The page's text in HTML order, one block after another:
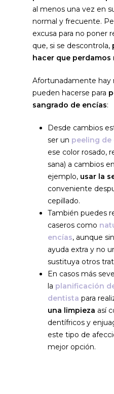
al menos una vez en
normal y frecuente.
excusa para no poner
que, si se descontrola,
hacer que
Afortunadamente hay
pueden hacerse para
sangrado de encías:
Desde cambios
ser un peeling de
ese color rosado,
sana) a cambios
ejemplo, usar la
conveniente
cepillado.
También puedes
caseros como
encías, aunque
ayuda extra y no
sustituya otros
En casos más
la planificación
dentista para
una limpieza así
dentífricos y
este tipo de
mejor opción.